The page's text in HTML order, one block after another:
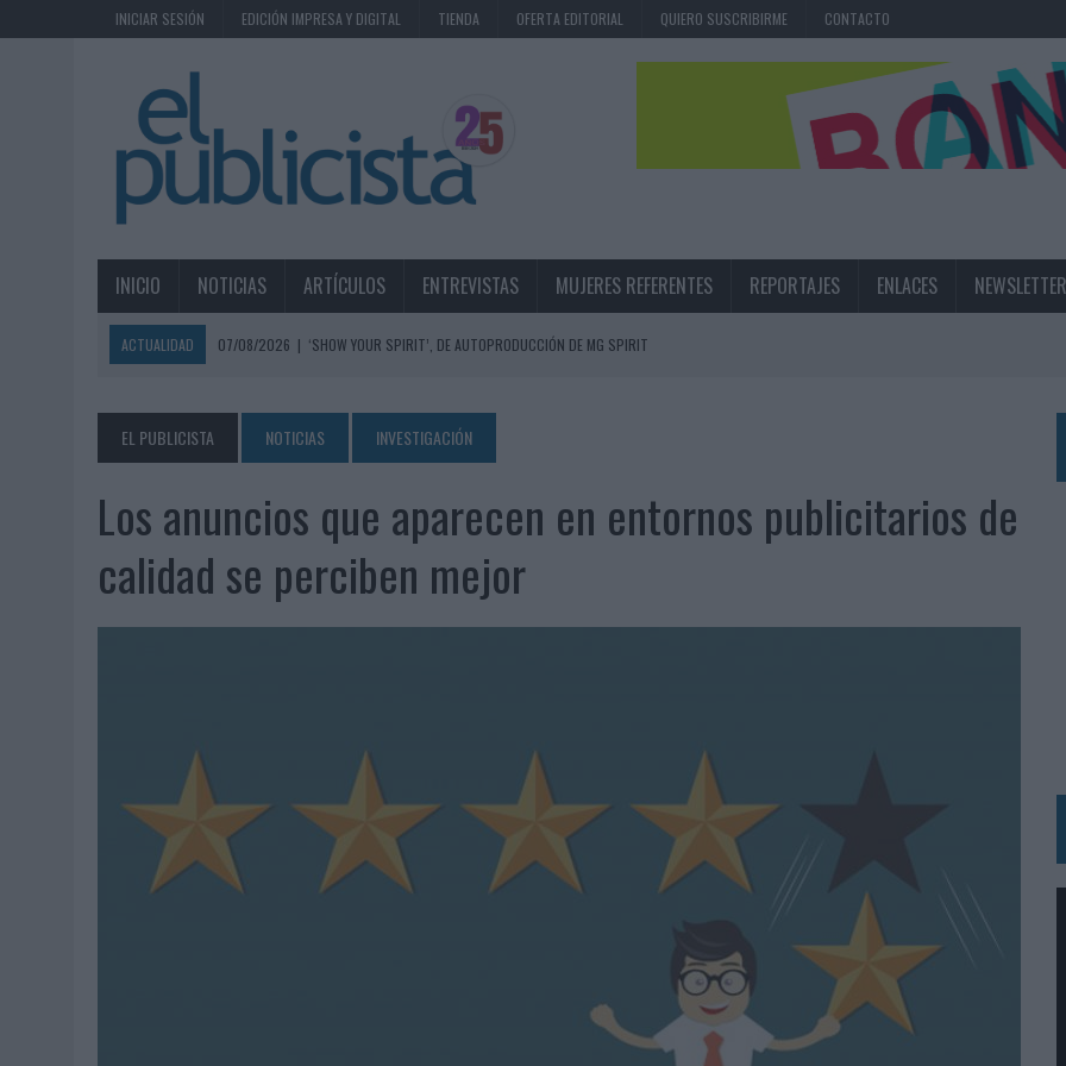
INICIAR SESIÓN EDICIÓN IMPRESA Y DIGITAL TIENDA OFERTA EDITORIAL QUIERO SUSCRIBIRME CONTACTO
INICIO NOTICIAS ARTÍCULOS ENTREVISTAS MUJERES REFERENTES REPORTAJES ENLACES NEWSLETTER
ACTUALIDAD 07/08/2026 | ‘SHOW YOUR SPIRIT’, DE AUTOPRODUCCIÓN DE MG SPIRIT
MAHOU REIVINDICA EL RITUAL DE LA CAÑA EN EL DÍA INTERNACIONAL DE LA CERVEZA
07/08/2026 | MG SPIRIT RELANZA SU MARCA CON UNA ESTRATEGIA 360º CENTRADA EN EL ORIGEN BARCELONÉS
PATRÓN CONVIERTE EL NUEVO SINGLE DE ARÓN PIPER EN UNA EXPERIENCIA DE MARCA EN IBIZA
07/08/2026
EL VERANO PONE A PRUEBA LA ESTRATEGIA DIGITAL DE LAS MARCAS
07/08/2026
|
VUELING CONVIERTE LOS RECUERDOS EN SOUVENIRS CON IA
06/08/2026
|
EL USO DE LA IA GENERATIVA ALCANZA YA AL 62% DE LOS ESPAÑOLES
06/08/2026
SYSTEM1 NOMBRA A KIMBERLY BASTONI COMO NUEVA DIRECTORA COMERCIAL GLOBAL
06/08/2026
FRIGO Y UNIQLO LANZAN UNA COLECCIÓN PERSONALIZABLE INSPIRADA EN CORNETTO, CALIPPO Y SOLERO
06/08/2026
LA IA ESTÁ SUBIENDO EL LISTÓN DE LA CREATIVIDAD
BEON WORLDWIDE LANZA RAÍZ URBANA PARA TRANSFORMAR EL PATRIMONIO HISTÓRICO EN ACTIVOS CULTURALES Y ECONÓMICOS
FABRA COMUNICACIÓN INCORPORA A CASONÁ Y ASUME LA GESTIÓN DE SUS RELACIONES CON LOS MEDIOS
LOPESAN HOTELS & RESORTS ACERCA EL PARAÍSO CANARIO EN SU ÚLTIMA CAMPAÑA INTERNACIONAL
LUIS ARQUILLOS (BURGO DE ARIAS): “LA CONSTRUCCIÓN DE MARCA A LARGO PLAZO Y LA MEDICIÓN SON DOS CARAS DE LA MISMA
EL PUBLICISTA NOTICIAS INVESTIGACIÓN
Los anuncios que aparecen en entornos publicitarios de
calidad se perciben mejor